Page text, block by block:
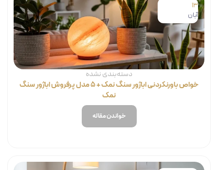
13
آبان
دسته‌بندی نشده
خواص باورنکردنی اباژور سنگ نمک + ۵ مدل پرفروش اباژور سنگ
نمک
خواندن مقاله